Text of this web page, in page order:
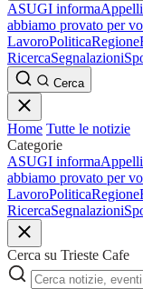
ASUGI informaAppelli
abbiamo provato per
LavoroPoliticaRegione
RicercaSegnalazioni
Cerca
Home Tutte le notizie
Categorie
ASUGI informaAppelli
abbiamo provato per
LavoroPoliticaRegione
RicercaSegnalazioni
Cerca su Trieste Cafe